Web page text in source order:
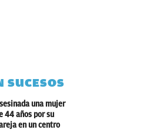
SUCESOS
una mujer
44 años por su
en un centro